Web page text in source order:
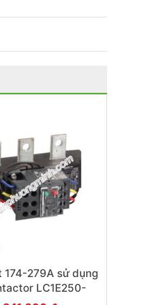
174-279A sử dụng
LC1E250-